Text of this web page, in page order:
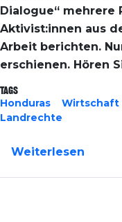
Dialogue“ mehrere
Aktivist:innen aus
Arbeit berichten.
erschienen. Hören
Tags
Honduras
Wirtschaft
Landrechte
Weiterlesen